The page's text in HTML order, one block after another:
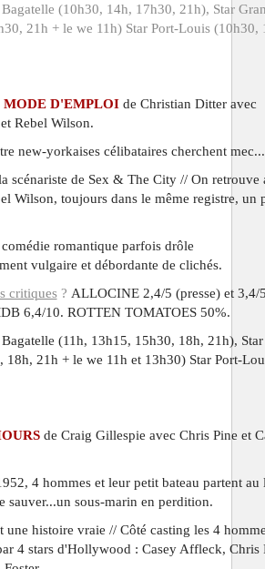
Bagatelle (10h30, 14h, 17h30, 21h), Star
21h + le we 11h) Star Port-Louis (10h30,
D'EMPLOIde Christian Ditter avec
Rebel Wilson.
new-yorkaises célibataires cherchent mec...
scénariste de Sex & The City // On retrouve
Wilson, toujours dans le même registre, un
romantique parfois drôle
vulgaire et débordante de clichés.
critiques? ALLOCINE 2,4/5 (presse) et 3,4/
6,4/10. ROTTEN TOMATOES 50%.
Bagatelle (11h, 13h15, 15h30, 18h, 21h), Star
18h, 21h + le we 11h et 13h30) Star Port-
de Craig Gillespie avec Chris Pine et
4 hommes et leur petit bateau partent au
sauver...un sous-marin en perdition.
une histoire vraie // Côté casting les 4
4 stars d'Hollywood : Casey Affleck, Chris